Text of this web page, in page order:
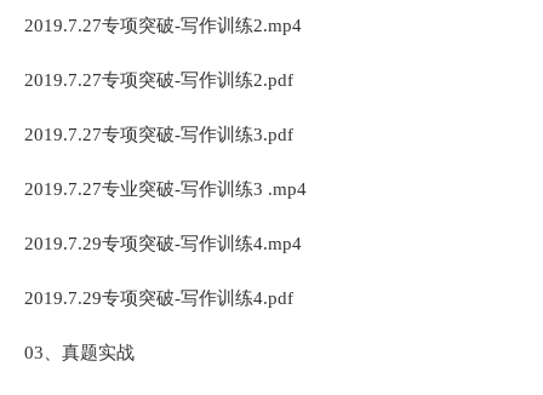
2019.7.27专项突破-写作训练2.mp4
2019.7.27专项突破-写作训练2.pdf
2019.7.27专项突破-写作训练3.pdf
2019.7.27专业突破-写作训练3 .mp4
2019.7.29专项突破-写作训练4.mp4
2019.7.29专项突破-写作训练4.pdf
03、真题实战